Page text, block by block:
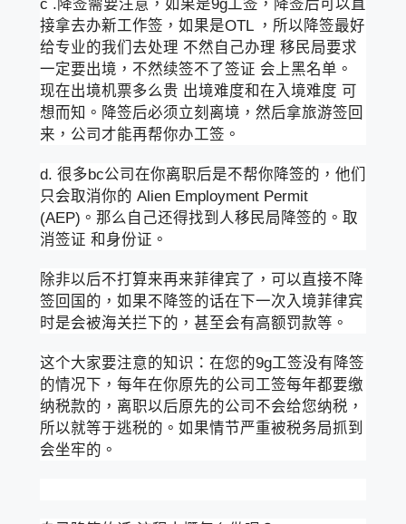
c .降签需要注意，如果是9g工签，降签后可以直
接拿去办新工作签，如果是OTL ，所以降签最好
给专业的我们去处理 不然自己办理 移民局要求
一定要出境，不然续签不了签证 会上黑名单。
现在出境机票多么贵 出境难度和在入境难度 可
想而知。降签后必须立刻离境，然后拿旅游签回
来，公司才能再帮你办工签。
d. 很多bc公司在你离职后是不帮你降签的，他们
只会取消你的 Alien Employment Permit
(AEP)。那么自己还得找到人移民局降签的。取
消签证 和身份证。
除非以后不打算来再来菲律宾了，可以直接不降
签回国的，如果不降签的话在下一次入境菲律宾
时是会被海关拦下的，甚至会有高额罚款等。
这个大家要注意的知识：在您的9g工签没有降签
的情况下，每年在你原先的公司工签每年都要缴
纳税款的，离职以后原先的公司不会给您纳税，
所以就等于逃税的。如果情节严重被税务局抓到
会坐牢的。